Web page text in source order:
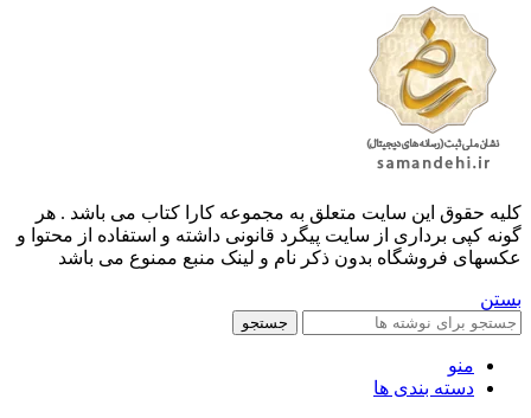
کليه حقوق اين سايت متعلق به مجموعه کارا کتاب می باشد . هر
گونه کپی برداری از سایت پیگرد قانونی داشته و استفاده از محتوا و
عکسهای فروشگاه بدون ذکر نام و لینک منبع ممنوع می باشد
بستن
جستجو
منو
دسته بندی ها